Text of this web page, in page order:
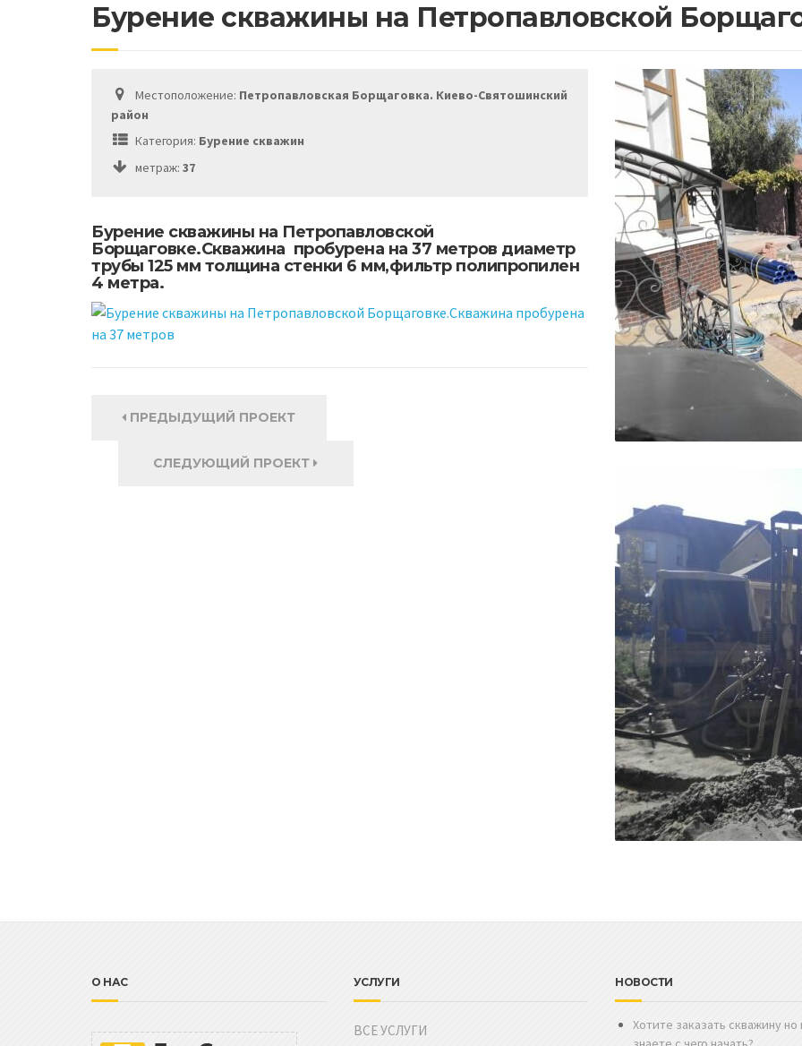
Бурение скважины на Петропавловской
Местоположение: Петропавловская Борщаговка. Киево-Святошинский
район
Категория: Бурение скважин
метраж: 37
Бурение скважины на Петропавловской
Борщаговке.Скважина пробурена на 37 метров диаметр
трубы 125 мм толщина стенки 6 мм,фильтр полипропилен
4 метра.
ПРЕДЫДУЩИЙ ПРОЕКТ
СЛЕДУЮЩИЙ ПРОЕКТ
О НАС УСЛУГИ
ВСЕ УСЛУГИ
НОВОСТИ
Хотите заказать скважину но